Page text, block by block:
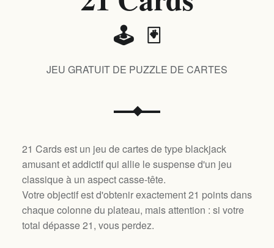
🕹️ 🃏
JEU GRATUIT DE PUZZLE DE CARTES
21 Cards est un jeu de cartes de type blackjack
amusant et addictif qui allie le suspense d'un jeu
classique à un aspect casse-tête.
Votre objectif est d'obtenir exactement 21 points dans
chaque colonne du plateau, mais attention : si votre
total dépasse 21, vous perdez.